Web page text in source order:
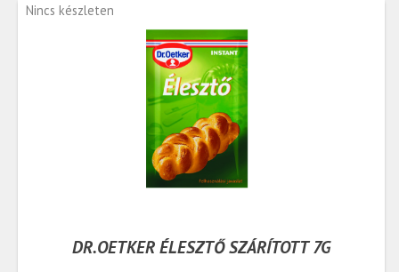
Nincs készleten
DR.OETKER ÉLESZTŐ SZÁRÍTOTT 7G